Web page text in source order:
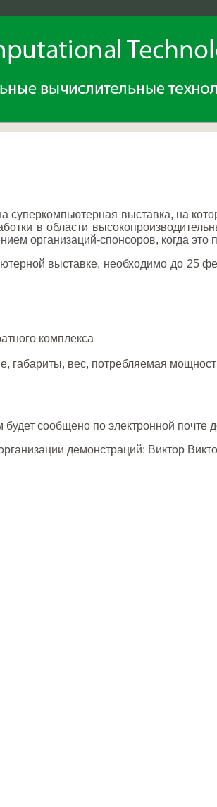
суперкомпьютерная выставка, на
в области
организаций-спонсоров, когда это
выставке, необходимо до 25
комплекса
габариты, вес, потребляемая
сообщено по электронной почте
демонстраций: Виктор